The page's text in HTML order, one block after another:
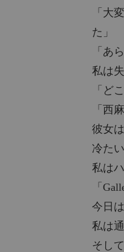
「大
た」
「あら
私は
「ど
「西
彼女
冷た
私は
「
今日
私は
そし